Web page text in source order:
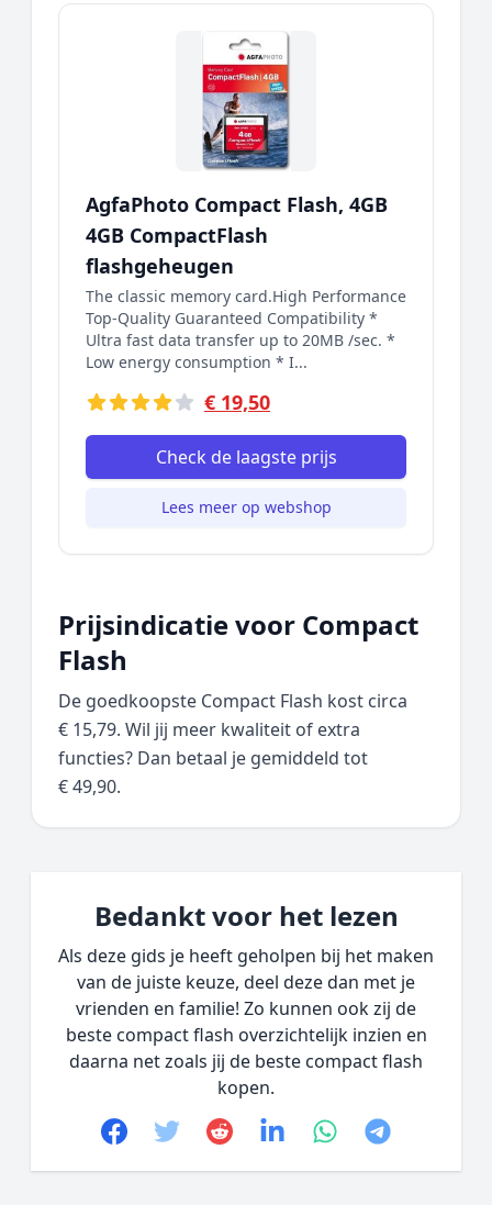
AgfaPhoto Compact Flash, 4GB
4GB CompactFlash
flashgeheugen
The classic memory card.High Performance
Top-Quality Guaranteed Compatibility *
Ultra fast data transfer up to 20MB /sec. *
Low energy consumption * I...
€ 19,50
Check de laagste prijs
Lees meer op webshop
Prijsindicatie voor Compact
Flash
De goedkoopste Compact Flash kost circa
€ 15,79. Wil jij meer kwaliteit of extra
functies? Dan betaal je gemiddeld tot
€ 49,90.
Bedankt voor het lezen
Als deze gids je heeft geholpen bij het maken
van de juiste keuze, deel deze dan met je
vrienden en familie! Zo kunnen ook zij de
beste compact flash overzichtelijk inzien en
daarna net zoals jij de beste compact flash
kopen.
Facebook
TwitterRedditlinkedinwhatsapp
telegram